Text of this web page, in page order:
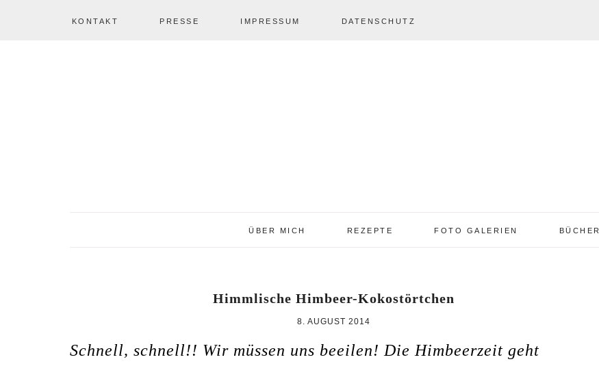
KONTAKT PRESSE IMPRESSUM DATENSCHUTZ
ÜBER MICH REZEPTE
TORTEN
TÖRTCHEN
TARTES
FOTO GALERIEN
REZEPTE GALERIE
BÜCHER
Himmlische Himbeer-Kokostörtchen
8. AUGUST 2014
Schnell, schnell!! Wir müssen uns beeilen! Die Himbeerzeit geht